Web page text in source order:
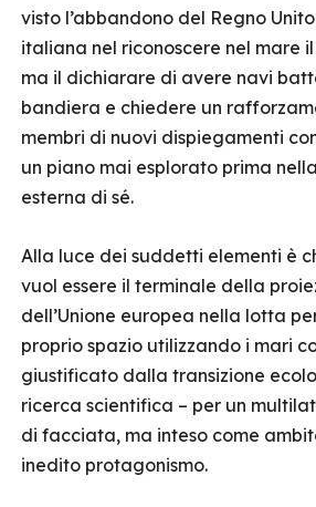
visto l’abbandono del Regno
italiana nel riconoscere nel mare
ma il dichiarare di avere navi
bandiera e chiedere un
membri di nuovi dispiegamenti
un piano mai esplorato prima
esterna di sé.
Alla luce dei suddetti elementi è
vuol essere il terminale della
dell’Unione europea nella lotta
proprio spazio utilizzando i mari
giustificato dalla transizione
ricerca scientifica – per un
di facciata, ma inteso come
inedito protagonismo.